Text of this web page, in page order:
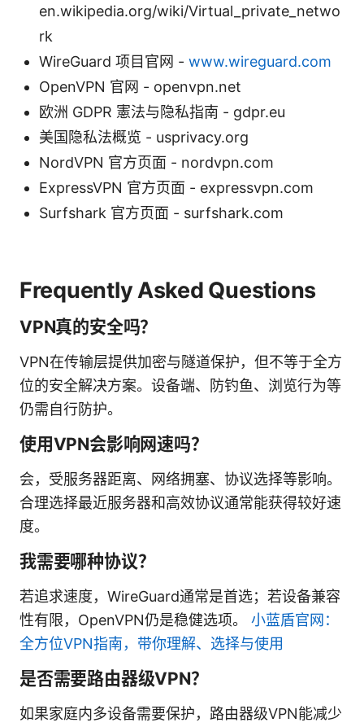
en.wikipedia.org/wiki/Virtual_private_netwo
rk
WireGuard 项目官网 - www.wireguard.com
OpenVPN 官网 - openvpn.net
欧洲 GDPR 憲法与隐私指南 - gdpr.eu
美国隐私法概览 - usprivacy.org
NordVPN 官方页面 - nordvpn.com
ExpressVPN 官方页面 - expressvpn.com
Surfshark 官方页面 - surfshark.com
Frequently Asked Questions
VPN真的安全吗？
VPN在传输层提供加密与隧道保护，但不等于全方
位的安全解决方案。设备端、防钓鱼、浏览行为等
仍需自行防护。
使用VPN会影响网速吗？
会，受服务器距离、网络拥塞、协议选择等影响。
合理选择最近服务器和高效协议通常能获得较好速
度。
我需要哪种协议？
若追求速度，WireGuard通常是首选；若设备兼容
性有限，OpenVPN仍是稳健选项。 小蓝盾官网：
全方位VPN指南，带你理解、选择与使用
是否需要路由器级VPN？
如果家庭内多设备需要保护，路由器级VPN能减少